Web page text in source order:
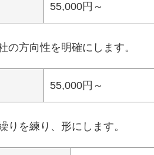
55,000円～
の方向性を明確にします。
55,000円～
りを練り、形にします。